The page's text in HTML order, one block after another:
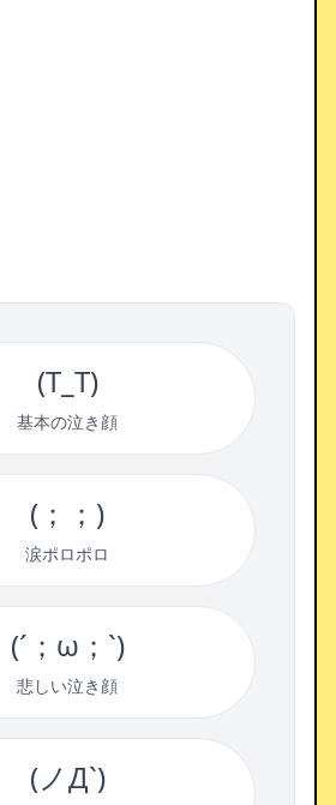
(T_T)
基本の泣き顔
(；；)
涙ポロポロ
(´；ω；`)
悲しい泣き顔
(ノД`)